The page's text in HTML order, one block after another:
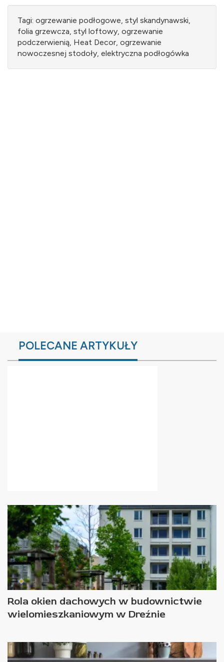
Tagi: ogrzewanie podłogowe, styl skandynawski,
folia grzewcza, styl loftowy, ogrzewanie
podczerwienią, Heat Decor, ogrzewanie
nowoczesnej stodoły, elektryczna podłogówka
POLECANE ARTYKUŁY
Rola okien dachowych w budownictwie
wielomieszkaniowym w Dreźnie